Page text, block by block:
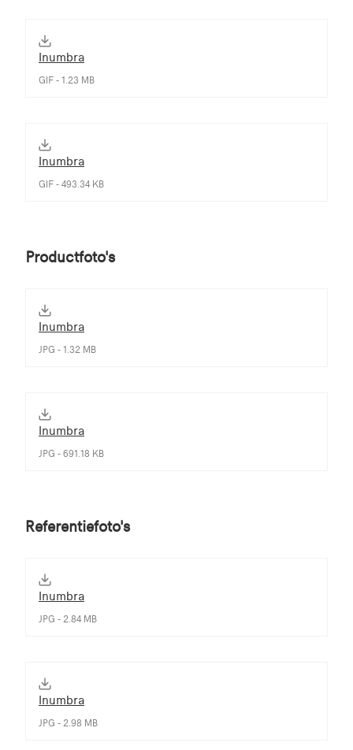
Inumbra
GIF - 1.23 MB
Inumbra
GIF - 493.34 KB
Productfoto's
Inumbra
JPG - 1.32 MB
Inumbra
JPG - 691.18 KB
Referentiefoto's
Inumbra
JPG - 2.84 MB
Inumbra
JPG - 2.98 MB